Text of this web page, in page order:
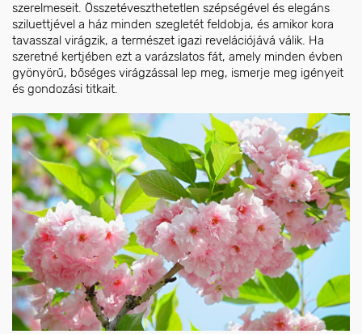
szerelmeseit. Összetéveszthetetlen szépségével és elegáns
sziluettjével a ház minden szegletét feldobja, és amikor kora
tavasszal virágzik, a természet igazi revelációjává válik. Ha
szeretné kertjében ezt a varázslatos fát, amely minden évben
gyönyörű, bőséges virágzással lep meg, ismerje meg igényeit
és gondozási titkait.